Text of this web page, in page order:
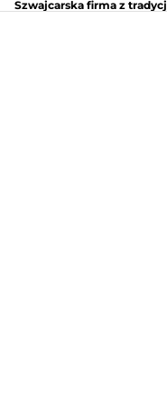
Szwajcarska firma z